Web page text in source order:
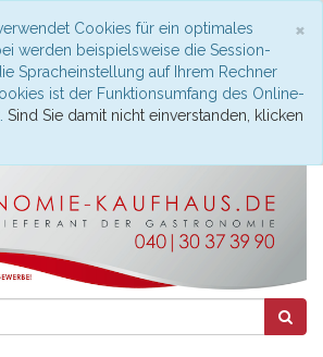
×
Cookies für ein optimales
werden beispielsweise die Session-
Spracheinstellung auf Ihrem Rechner
ist der Funktionsumfang des Online-
Sind Sie damit nicht einverstanden, klicken